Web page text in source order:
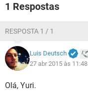
1 Respostas
RESPOSTA 1 / 1
Luis Deutsch
27 abr 2015 às 11:48
Olá, Yuri.